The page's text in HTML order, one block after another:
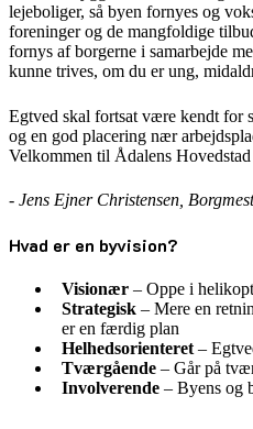
lejeboliger, så byen fornyes og
foreninger og de mangfoldige
fornys af borgerne i samarbejde
kunne trives, om du er ung,
Egtved skal fortsat være kendt for
og en god placering nær
Velkommen til Ådalens
- Jens Ejner Christensen,
Hvad er en byvision?
Visionær – Oppe i
Strategisk – Mere en
er en færdig plan
Helhedsorienteret –
Tværgående – Går på
Involverende – Byens og